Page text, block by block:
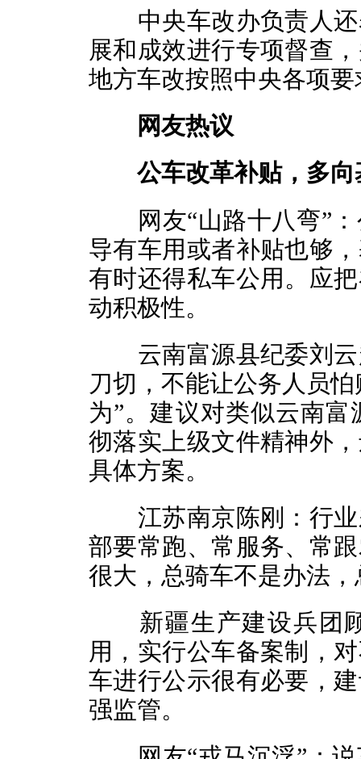
中央车改办负责人还
展和成效进行专项督查
地方车改按照中央各项
网友热议
公车改革补贴，多向
网友“山路十八弯”：
导有车用或者补贴也够
有时还得私车公用。应
动积极性。
云南富源县纪委刘云
刀切，不能让公务人员
为”。建议对类似云南
彻落实上级文件精神外
具体方案。
江苏南京陈刚：行业
部要常跑、常服务、常
很大，总骑车不是办法
新疆生产建设兵团顾
用，实行公车备案制，
车进行公示很有必要，
强监管。